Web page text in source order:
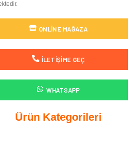
ONLINE MAĞAZA
İLETIŞIME GEÇ
WHATSAPP
Ürün Kategorileri